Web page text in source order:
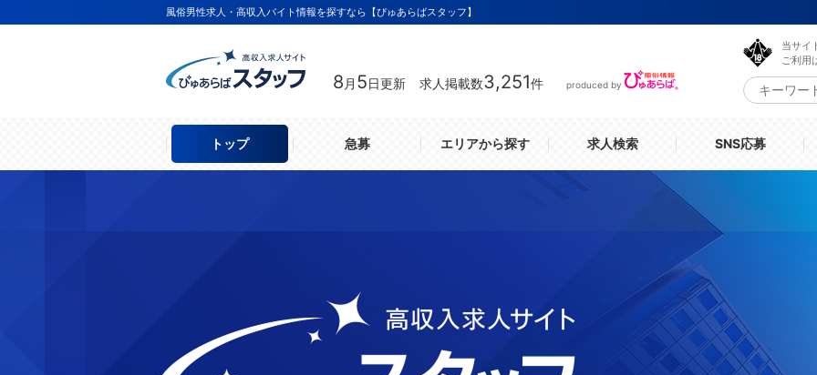
風俗男性求人・高収入バイト情報を探すなら【ぴゅあらばスタッフ】
8 月 5日更新 求人掲載数3,251件 produced by
当サイ
ご利用
トップ 急募 エリアから探す 求人検索 SNS応募